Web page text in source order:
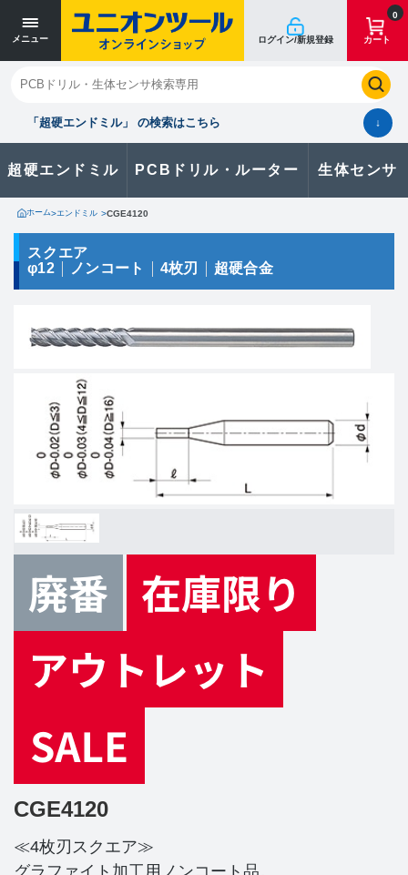
メニュー ログイン/新規登録
0
カート
「超硬エンドミル」 の検索はこちら ↓
超硬エンドミル PCBドリル・ルーター 生体センサ
閉じる
お気に入り クイックオーダー 購入履歴
製品に関するお問い合わせはこちら
カタログ一覧
ホーム>エンドミル >CGE4120
スクエア
φ12
ノンコート 4枚刃 超硬合金
CGE4120
≪4枚刃スクエア≫
寸法単位 [mm]
寸法単位 [mm]